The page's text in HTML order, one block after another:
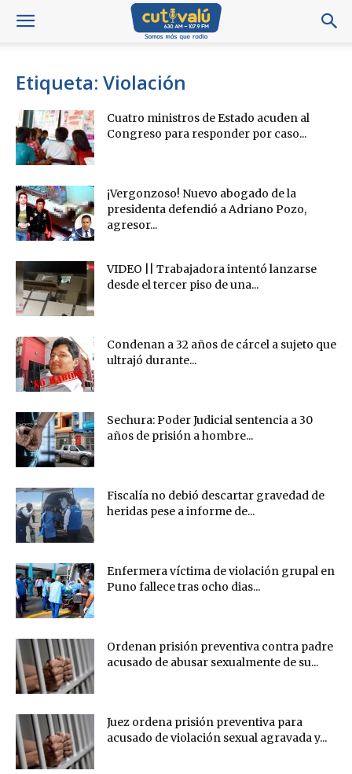
Etiqueta: Violación
Cuatro ministros de Estado acuden al
Congreso para responder por caso...
¡Vergonzoso! Nuevo abogado de la
presidenta defendió a Adriano Pozo,
agresor...
VIDEO || Trabajadora intentó lanzarse
desde el tercer piso de una...
Condenan a 32 años de cárcel a sujeto que
ultrajó durante...
Sechura: Poder Judicial sentencia a 30
años de prisión a hombre...
Fiscalía no debió descartar gravedad de
heridas pese a informe de...
Enfermera víctima de violación grupal en
Puno fallece tras ocho dias...
Ordenan prisión preventiva contra padre
acusado de abusar sexualmente de su...
Juez ordena prisión preventiva para
acusado de violación sexual agravada y...